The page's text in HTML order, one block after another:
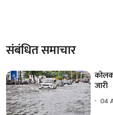
संबंधित समाचार
जारी
04